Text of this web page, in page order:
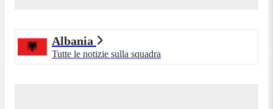
Albania
Tutte le notizie sulla squadra